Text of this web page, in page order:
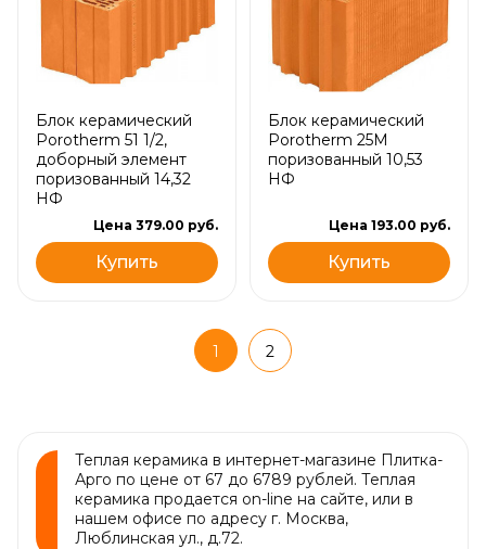
Блок керамический
Porotherm 51 1/2,
доборный элемент
поризованный 14,32
НФ
Цена 379.00 руб.
Купить
Блок керамический
Porotherm 25М
поризованный 10,53
НФ
Цена 193.00 руб.
Купить
1 2
Теплая керамика в интернет-магазине Плитка-
Арго по цене от 67 до 6789 рублей. Теплая
керамика продается on-line на сайте, или в
нашем офисе по адресу г. Москва,
Люблинская ул., д.72.